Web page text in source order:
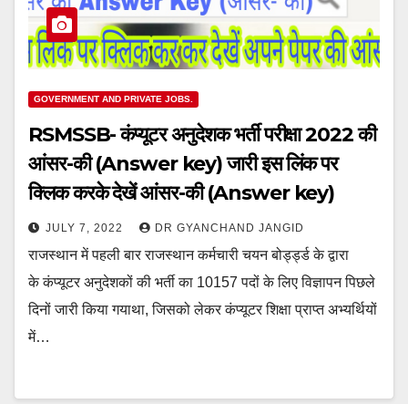
GOVERNMENT AND PRIVATE JOBS.
RSMSSB- कंप्यूटर अनुदेशक भर्ती परीक्षा 2022 की
आंसर-की (Answer key) जारी इस लिंक पर
क्लिक करके देखें आंसर-की (Answer key)
JULY 7, 2022 DR GYANCHAND JANGID
राजस्थान में पहली बार राजस्थान कर्मचारी चयन बोर्ड्ड्ड के द्वारा
के कंप्यूटर अनुदेशकों की भर्ती का 10157 पदों के लिए विज्ञापन पिछले
दिनों जारी किया गयाथा, जिसको लेकर कंप्यूटर शिक्षा प्राप्त अभ्यर्थियों
में…